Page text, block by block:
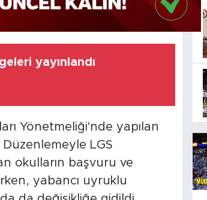
yayınlandı
Yönetmeliği'nde yapılan
Düzenlemeyle LGS
okulların başvuru ve
yabancı uyruklu